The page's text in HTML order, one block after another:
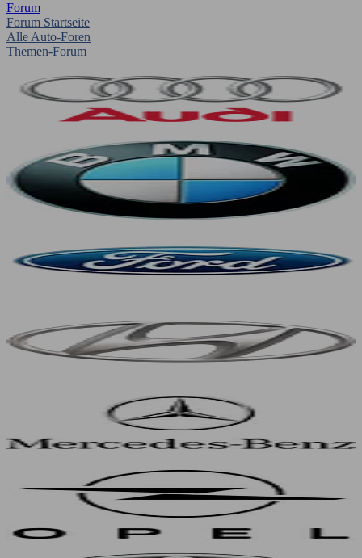
Forum
Forum Startseite
Alle Auto-Foren
Themen-Forum